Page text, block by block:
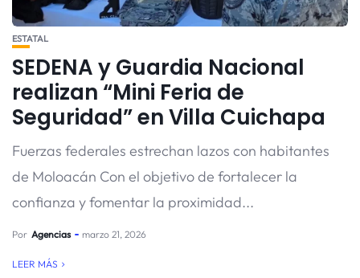
ESTATAL
SEDENA y Guardia Nacional
realizan “Mini Feria de
Seguridad” en Villa Cuichapa
Fuerzas federales estrechan lazos con habitantes
de Moloacán Con el objetivo de fortalecer la
confianza y fomentar la proximidad...
Por Agencias marzo 21, 2026
LEER MÁS